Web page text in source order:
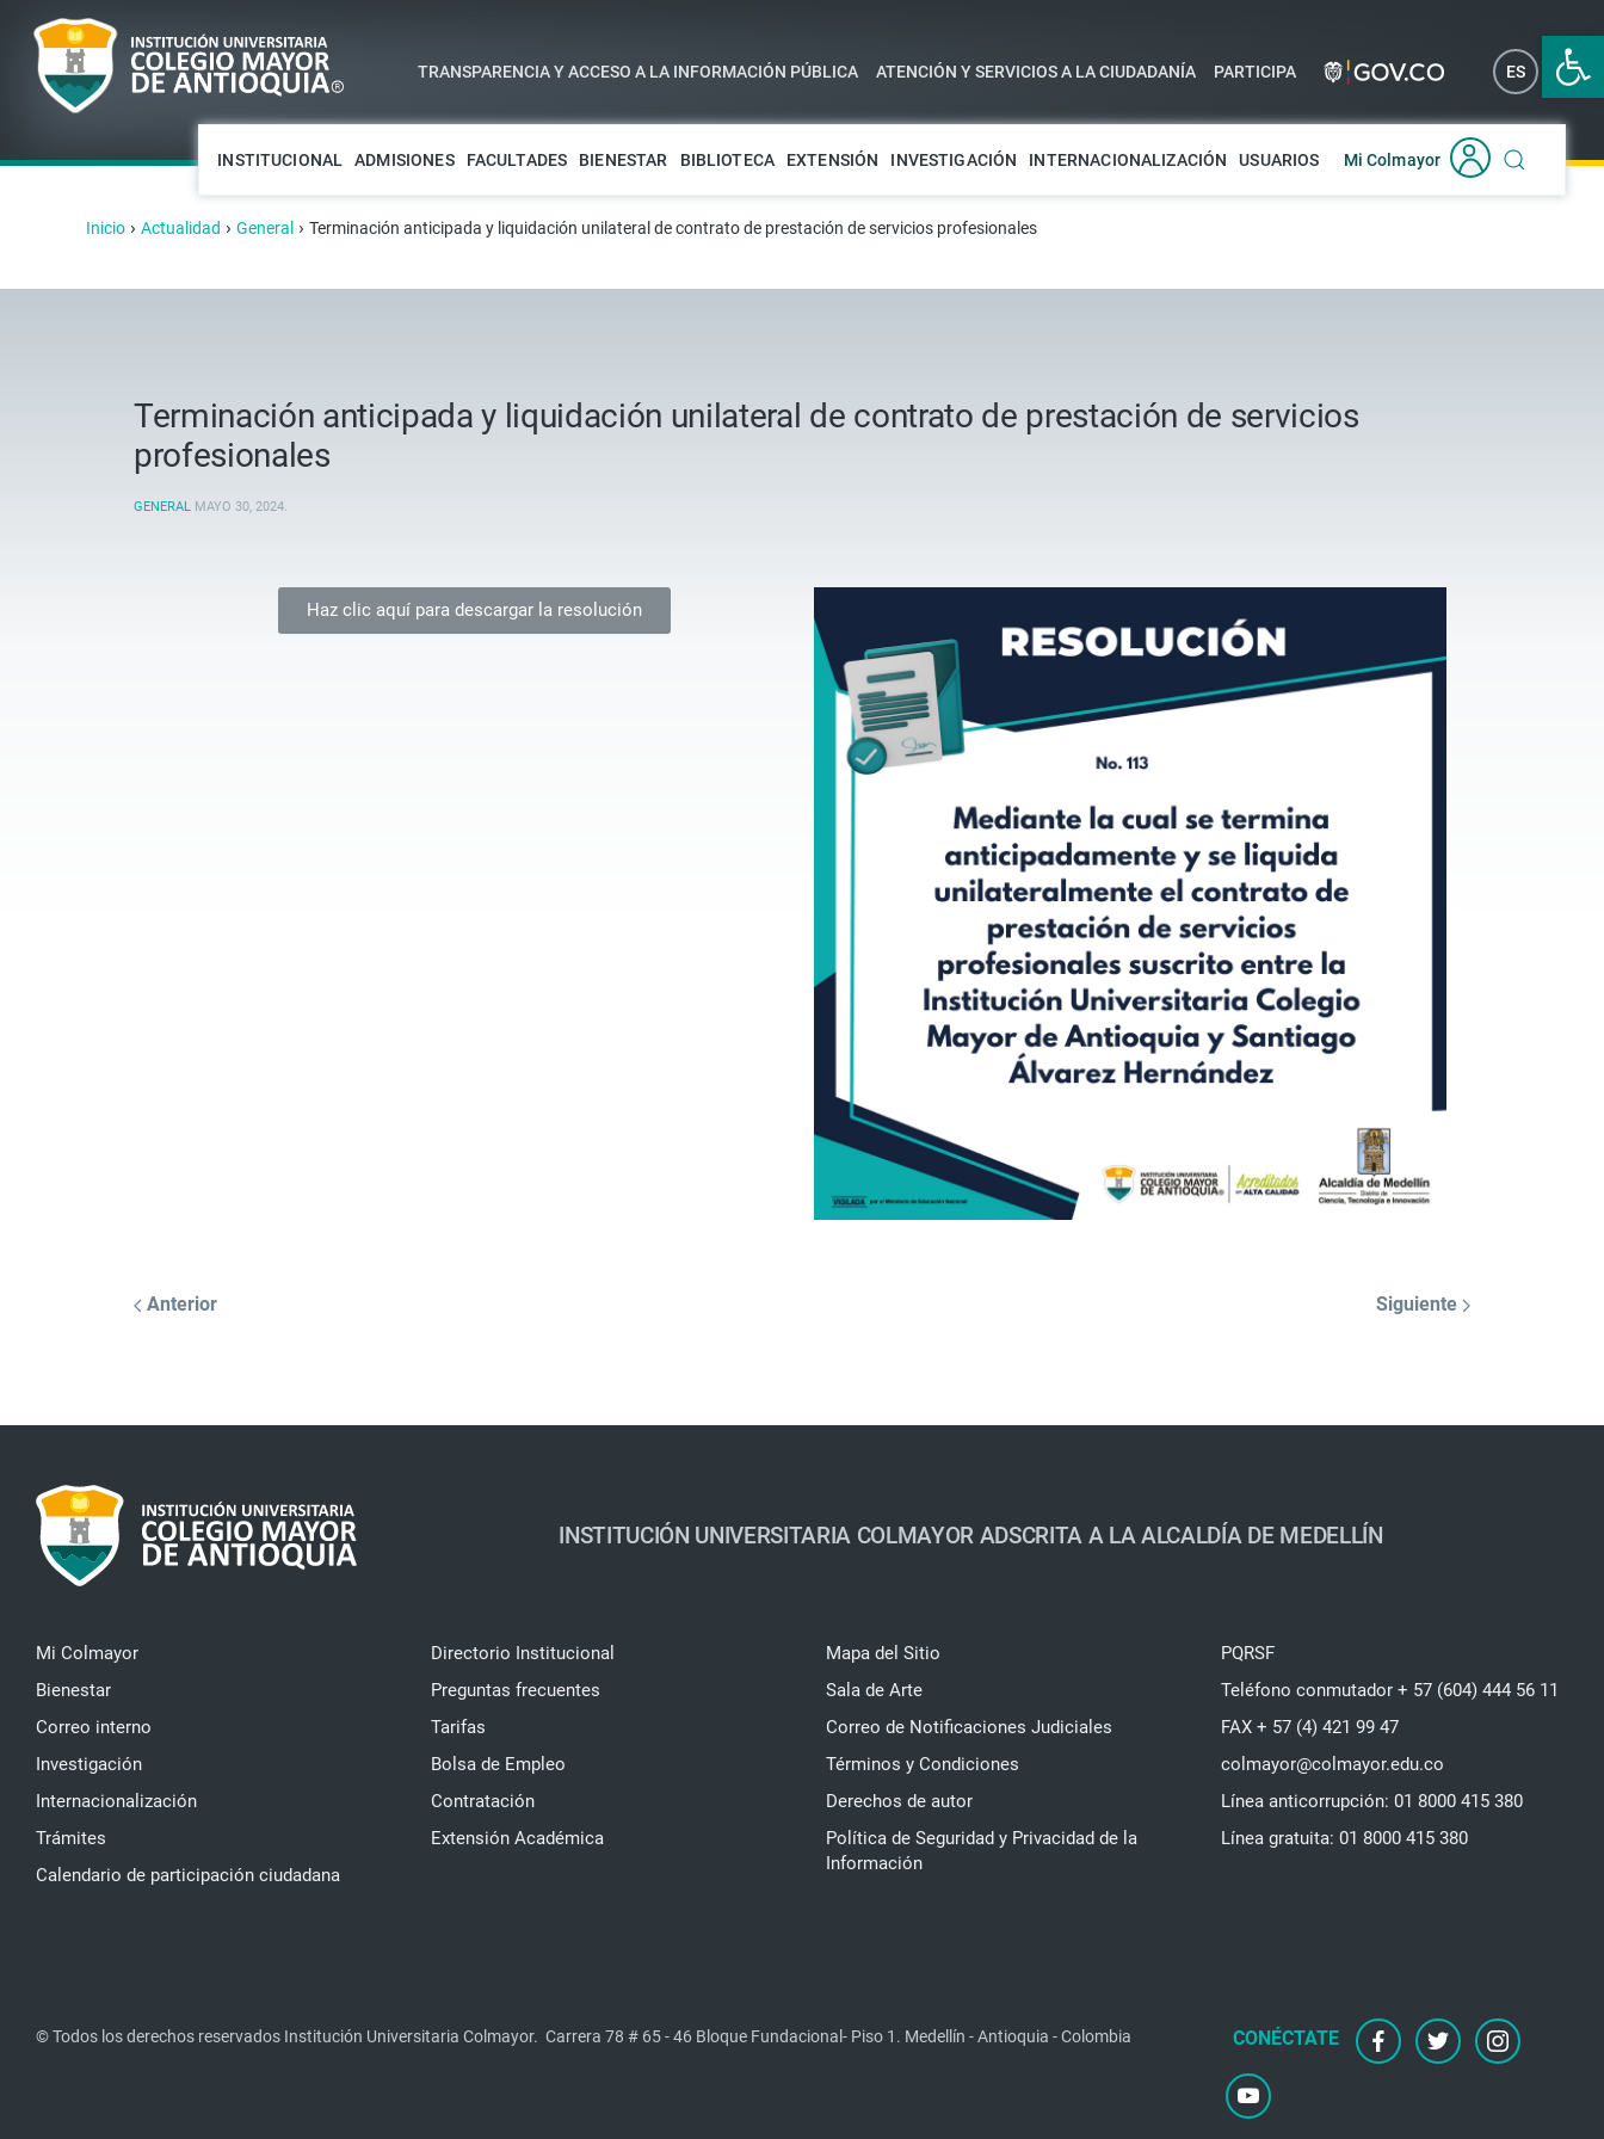
Abrir
TRANSPARENCIA Y ACCESO A LA INFORMACIÓN PÚBLICA ATENCIÓN Y SERVICIOS A LA CIUDADANÍA PARTICIPA ES EN
INSTITUCIONAL ADMISIONES FACULTADES BIENESTAR BIBLIOTECA EXTENSIÓN INVESTIGACIÓN INTERNACIONALIZACIÓN USUARIOS Mi Colmayor
Inicio › Actualidad › General › Terminación anticipada y liquidación unilateral de contrato de prestación de servicios profesionales
Terminación anticipada y liquidación unilateral de contrato de prestación de servicios
profesionales
GENERAL MAYO 30, 2024.
Haz clic aquí para descargar la resolución
Anterior Siguiente
INSTITUCIÓN UNIVERSITARIA COLMAYOR ADSCRITA A LA ALCALDÍA DE MEDELLÍN
Mi Colmayor
Bienestar
Correo interno
Investigación
Internacionalización
Trámites
Calendario de participación ciudadana
Directorio Institucional
Preguntas frecuentes
Tarifas
Bolsa de Empleo
Contratación
Extensión Académica
Mapa del Sitio
Sala de Arte
Correo de Notificaciones Judiciales
Términos y Condiciones
Derechos de autor
Política de Seguridad y Privacidad de la
Información
PQRSF
Teléfono conmutador + 57 (604) 444 56 11
FAX + 57 (4) 421 99 47
colmayor@colmayor.edu.co
Línea anticorrupción: 01 8000 415 380
Línea gratuita: 01 8000 415 380
© Todos los derechos reservados Institución Universitaria Colmayor. Carrera 78 # 65 - 46 Bloque Fundacional- Piso 1. Medellín - Antioquia - Colombia